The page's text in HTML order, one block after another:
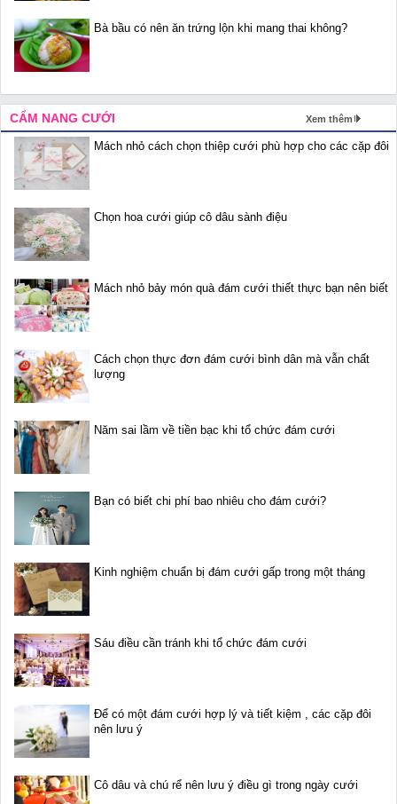
Bà bầu có nên ăn trứng lộn khi mang thai không?
CẨM NANG CƯỚI Xem thêm
Mách nhỏ cách chọn thiệp cưới phù hợp cho các cặp đôi
Chọn hoa cưới giúp cô dâu sành điệu
Mách nhỏ bảy món quà đám cưới thiết thực bạn nên biết
Cách chọn thực đơn đám cưới bình dân mà vẫn chất
lượng
Năm sai lầm về tiền bạc khi tổ chức đám cưới
Bạn có biết chi phí bao nhiêu cho đám cưới?
Kinh nghiệm chuẩn bị đám cưới gấp trong một tháng
Sáu điều cần tránh khi tổ chức đám cưới
Để có một đám cưới hợp lý và tiết kiệm , các cặp đôi
nên lưu ý
Cô dâu và chú rể nên lưu ý điều gì trong ngày cưới